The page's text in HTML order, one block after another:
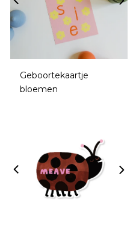
Geboortekaartje
bloemen